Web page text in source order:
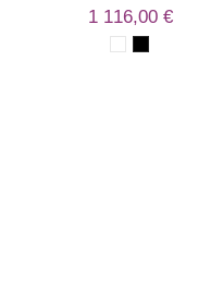
1 116,00 €